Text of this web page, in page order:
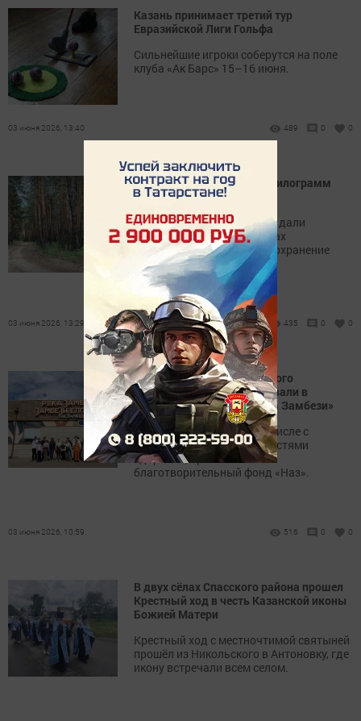
Казань принимает третий тур
Евразийской Лиги Гольфа
Сильнейшие игроки соберутся на поле
клуба «Ак Барс» 15–16 июня.
03 июня 2026, 13:40 489 0 0
Татарстан заготовил 945 килограмм
хвойных семян с января
Сосновые и еловые шишки дали
рекордный урожай в рамках
регионального проекта «Сохранение
лесов».
03 июня 2026, 13:29 435 0 0
Воспитанники Дома детского
творчества Болгара побывали в
казанском зоопарке «Река Замбези»
Поездку для детей, в том числе с
ограниченными возможностями
здоровья, организовал
благотворительный фонд «Наз».
03 июня 2026, 10:59 516 0 0
В двух сёлах Спасского района прошел
Крестный ход в честь Казанской иконы
Божией Матери
Крестный ход с местночтимой святыней
прошёл из Никольского в Антоновку, где
икону встречали всем селом.